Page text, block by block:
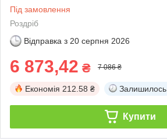
Під замовлення
Роздріб
Відправка з 20 серпня 2026
6 873,42 ₴ 7 086 ₴
Економія 212.58 ₴ Залишилось
Купити